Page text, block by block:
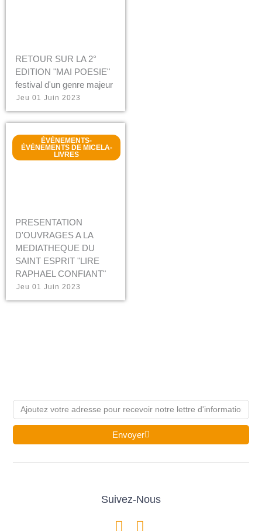
RETOUR SUR LA 2°
EDITION "MAI POESIE"
festival d'un genre majeur
Jeu 01 Juin 2023
ÉVÉNEMENTS-
ÉVÉNEMENTS DE MICELA-
LIVRES
PRESENTATION
D'OUVRAGES A LA
MEDIATHEQUE DU
SAINT ESPRIT "LIRE
RAPHAEL CONFIANT"
Jeu 01 Juin 2023
Email
Envoyer
Suivez-Nous